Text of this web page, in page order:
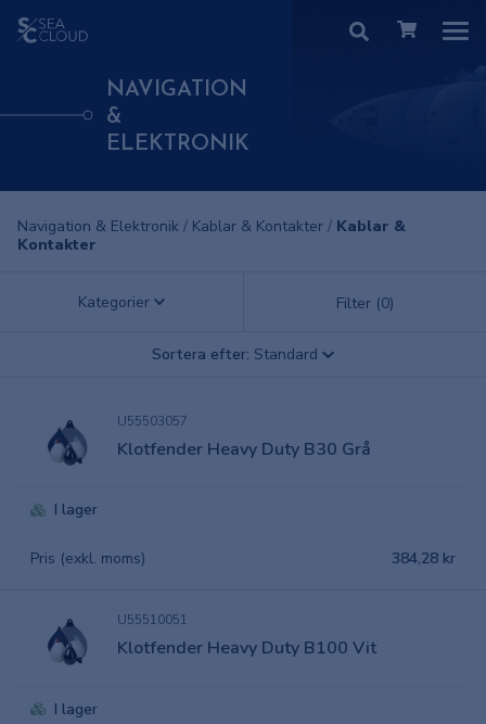
NAVIGATION
&
ELEKTRONIK
Navigation & Elektronik / Kablar & Kontakter / Kablar &
Kontakter
Kategorier Filter (0)
Sortera efter: Standard
U55503057
Klotfender Heavy Duty B30 Grå
I lager
Pris (exkl. moms) 384,28 kr
U55510051
Klotfender Heavy Duty B100 Vit
I lager